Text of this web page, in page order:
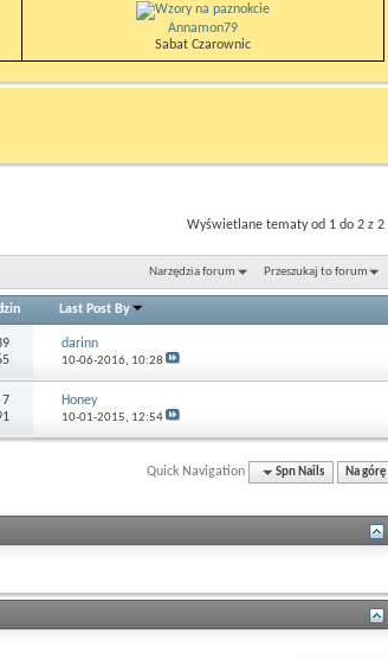
Annamon79
Sabat Czarownic
Wyświetlane tematy od 1 do 2 z 2
Narzędzia forum Przeszukaj to forum
Last Post By
darinn
10-06-2016, 10:28
7
Honey
10-01-2015, 12:54
Quick Navigation Spn Nails Na górę